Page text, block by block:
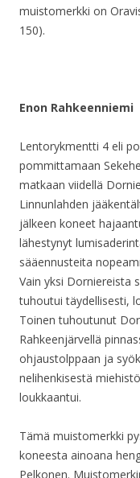
muistomerkki on
150).
Enon Rahkeenniemi
Lentorykmentti 4 eli
pommittamaan
matkaan viidellä
Linnunlahden
jälkeen koneet
lähestynyt
sääennusteita
Vain yksi Dorniereista
tuhoutui täydellisesti,
Toinen tuhoutunut
Rahkeenjärvellä
ohjaustolppaan ja
nelihenkisestä
loukkaantui.
Tämä muistomerkki
koneesta ainoana
Pelkonen.